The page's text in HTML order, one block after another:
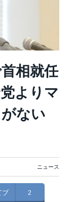
相就任
よりマ
ない
ニュース
ブ 2